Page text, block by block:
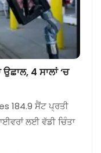
4 ਸਾਲਾਂ ‘ਚ
184.9 ਸੈਂਟ ਪ੍ਰਤੀ
ਲਈ ਵੱਡੀ ਚਿੰਤਾ